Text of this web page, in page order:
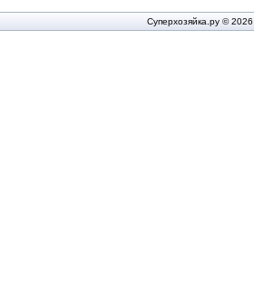
Суперхозяйка.ру © 2026